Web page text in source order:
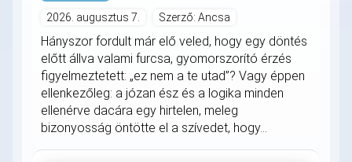
2026. augusztus 7. Szerző: Ancsa
Hányszor fordult már elő veled, hogy egy döntés
előtt állva valami furcsa, gyomorszorító érzés
figyelmeztetett: „ez nem a te utad”? Vagy éppen
ellenkezőleg: a józan ész és a logika minden
ellenérve dacára egy hirtelen, meleg
bizonyosság öntötte el a szívedet, hogy...